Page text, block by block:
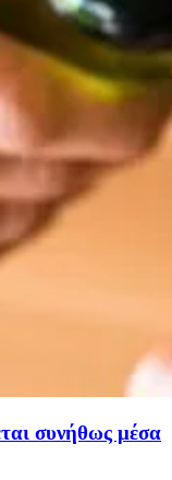
συνήθως μέσα